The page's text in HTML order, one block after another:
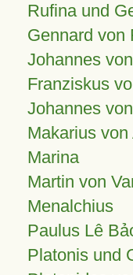
Rufina und
Gennard von
Johannes
Franziskus
Johannes
Makarius
Marina
Martin von
Menalchius
Paulus Lê
Platonis und